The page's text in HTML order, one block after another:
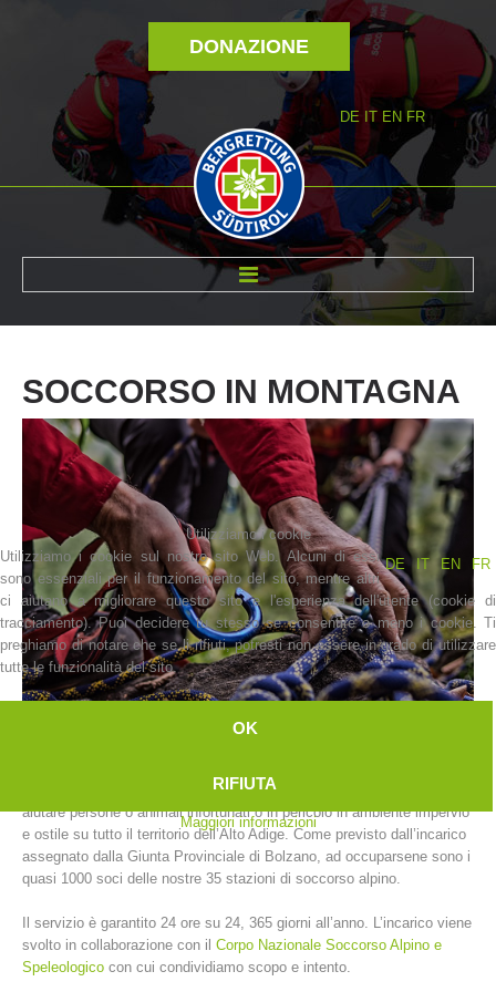
DONAZIONE
DE IT EN FR
SOCCORSO IN MONTAGNA
L’Alpenverein Südtirol svolge un servizio di soccorso alpino volto ad
aiutare persone o animali infortunati o in pericolo in ambiente impervio
e ostile su tutto il territorio dell’Alto Adige. Come previsto dall’incarico
assegnato dalla Giunta Provinciale di Bolzano, ad occuparsene sono i
quasi 1000 soci delle nostre 35 stazioni di soccorso alpino.
Il servizio è garantito 24 ore su 24, 365 giorni all’anno. L’incarico viene
svolto in collaborazione con il Corpo Nazionale Soccorso Alpino e
Speleologico con cui condividiamo scopo e intento.
Utilizziamo i cookie
DE
IT EN FR
Utilizziamo i cookie sul nostro sito Web. Alcuni di essi
sono essenziali per il funzionamento del sito, mentre altri
ci aiutano a migliorare questo sito e l'esperienza dell'utente (cookie di
tracciamento). Puoi decidere tu stesso se consentire o meno i cookie. Ti
preghiamo di notare che se li rifiuti, potresti non essere in grado di utilizzare
tutte le funzionalità del sito.
OK
RIFIUTA
Maggiori informazioni